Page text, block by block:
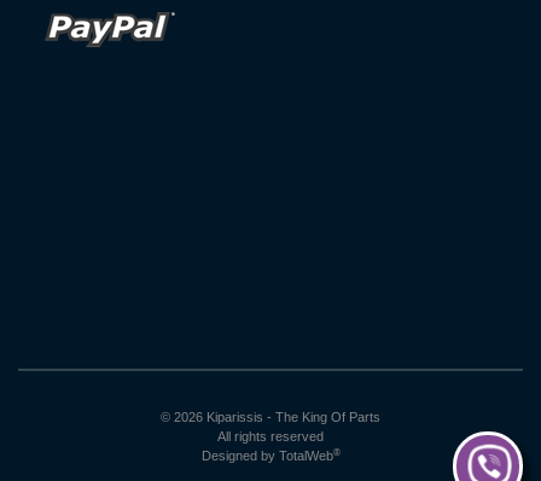
© 2026 Kiparissis - The King Of Parts
All rights reserved
Designed by TotalWeb®